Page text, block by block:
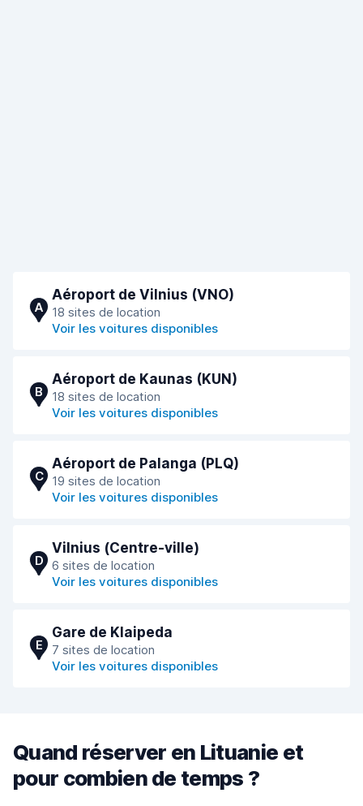
A
Aéroport de Vilnius (VNO)
18 sites de location
Voir les voitures disponibles
B
Aéroport de Kaunas (KUN)
18 sites de location
Voir les voitures disponibles
C
Aéroport de Palanga (PLQ)
19 sites de location
Voir les voitures disponibles
D
Vilnius (Сentre-ville)
6 sites de location
Voir les voitures disponibles
E
Gare de Klaipeda
7 sites de location
Voir les voitures disponibles
Quand réserver en Lituanie et
pour combien de temps ?